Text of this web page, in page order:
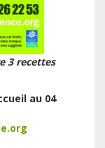
3 recettes
au 04